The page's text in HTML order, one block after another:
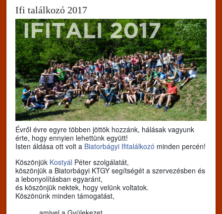
Ifi találkozó 2017
Évről évre egyre többen jöttök hozzánk, hálásak vagyunk
érte, hogy ennyien lehettünk együtt!
Isten áldása ott volt a Biatorbágyi Ifitalálkozó minden percén!
Köszönjük Kostyál Péter szolgálatát,
köszönjük a Biatorbágyi KTGY segítségét a szervezésben és
a lebonyolításban egyaránt,
és köszönjük nektek, hogy velünk voltatok.
Köszönünk minden támogatást,